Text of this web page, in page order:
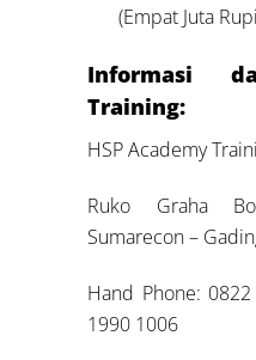
(Empat Juta
Informasi
Training:
HSP Academy
Ruko Graha
Sumarecon –
Hand Phone:
1990 1006